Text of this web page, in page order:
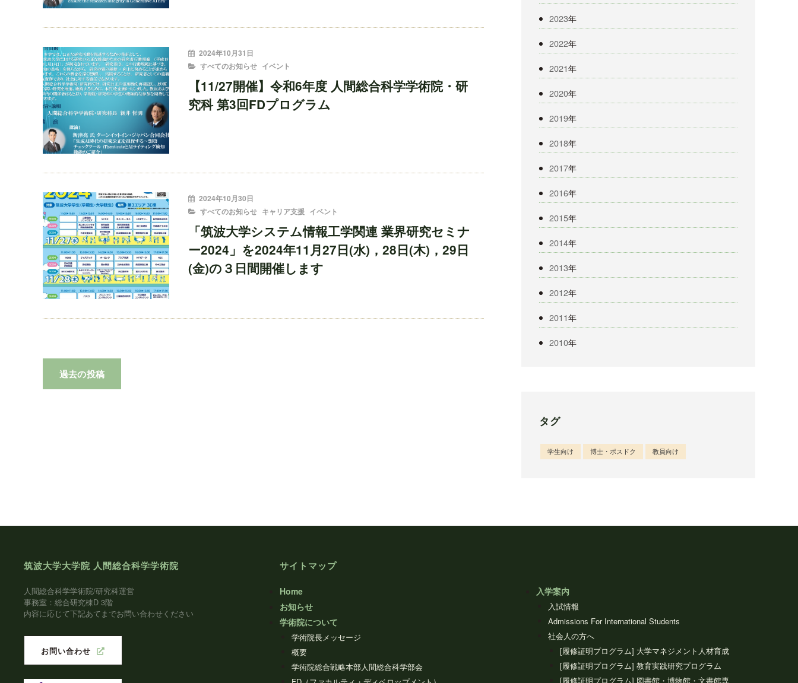
投
稿
2024年10月31日
CATEGORIES
すべてのお知らせ イベント
【11/27開催】令和6年度 人間総合科学学術院・研
究科 第3回FDプログラム
投
稿
2024年10月30日
CATEGORIES
すべてのお知らせ キャリア支援 イベント
「筑波大学システム情報工学関連 業界研究セミナ
ー2024」を2024年11月27日(水)，28日(木)，29日
(金)の３日間開催します
稿
過去の投稿
2023年
2022年
2021年
2020年
2019年
2018年
2017年
2016年
2015年
2014年
2013年
2012年
2011年
2010年
タグ
学生向け 博士・ポスドク 教員向け
筑波大学大学院 人間総合科学学術院
人間総合科学学術院/研究科運営
事務室：総合研究棟D 3階
内容に応じて下記あてまでお問い合わせください
お問い合わせ
サイトマップ
Home
お知らせ
学術院について
学術院長メッセージ
概要
学術院総合戦略本部人間総合科学部会
入学案内
入試情報
Admissions For International Students
社会人の方へ
[履修証明プログラム] 大学マネジメント人材育成
[履修証明プログラム] 教育実践研究プログラム
[履修証明プログラム] 図書館・博物館・文書館専